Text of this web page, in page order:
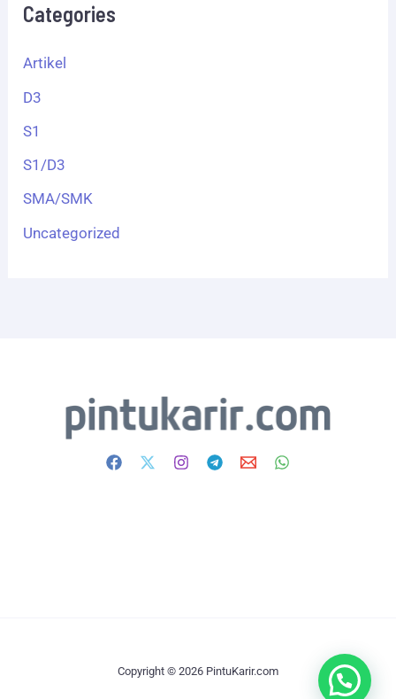
Categories
Artikel
D3
S1
S1/D3
SMA/SMK
Uncategorized
Copyright © 2026 PintuKarir.com